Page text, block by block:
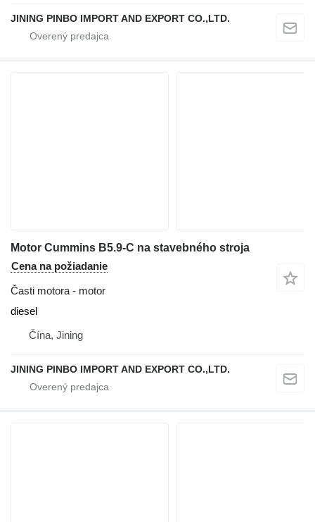
JINING PINBO IMPORT AND EXPORT CO.,LTD.
Motor Cummins B5.9-C na stavebného stroja
Cena na požiadanie
Časti motora - motor
diesel
Čína, Jining
JINING PINBO IMPORT AND EXPORT CO.,LTD.